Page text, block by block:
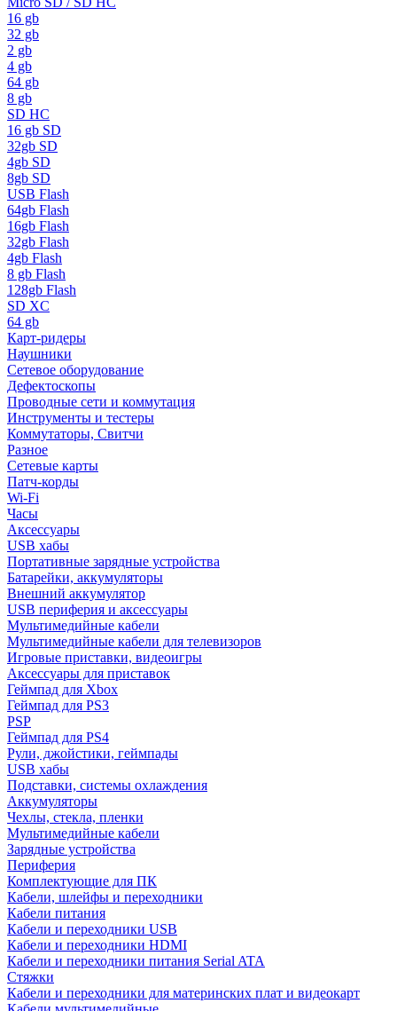
16 gb
32 gb
2 gb
4 gb
64 gb
8 gb
SD HC
16 gb SD
32gb SD
4gb SD
8gb SD
USB Flash
64gb Flash
16gb Flash
32gb Flash
4gb Flash
8 gb Flash
128gb Flash
SD XC
64 gb
Карт-ридеры
Наушники
Сетевое оборудование
Дефектоскопы
Проводные сети и коммутация
Инструменты и тестеры
Коммутаторы, Свитчи
Разное
Сетевые карты
Патч-корды
Wi-Fi
Часы
Аксессуары
USB хабы
Портативные зарядные устройства
Батарейки, аккумуляторы
Внешний аккумулятор
USB периферия и аксессуары
Мультимедийные кабели
Мультимедийные кабели для телевизоров
Игровые приставки, видеоигры
Аксессуары для приставок
Геймпад для Xbox
Геймпад для PS3
PSP
Геймпад для PS4
Рули, джойстики, геймпады
USB хабы
Подставки, системы охлаждения
Аккумуляторы
Чехлы, стекла, пленки
Мультимедийные кабели
Зарядные устройства
Периферия
Комплектующие для ПК
Кабели, шлейфы и переходники
Кабели питания
Кабели и переходники USB
Кабели и переходники HDMI
Кабели и переходники питания Serial ATA
Стяжки
Кабели и переходники для материнских плат и видеокарт